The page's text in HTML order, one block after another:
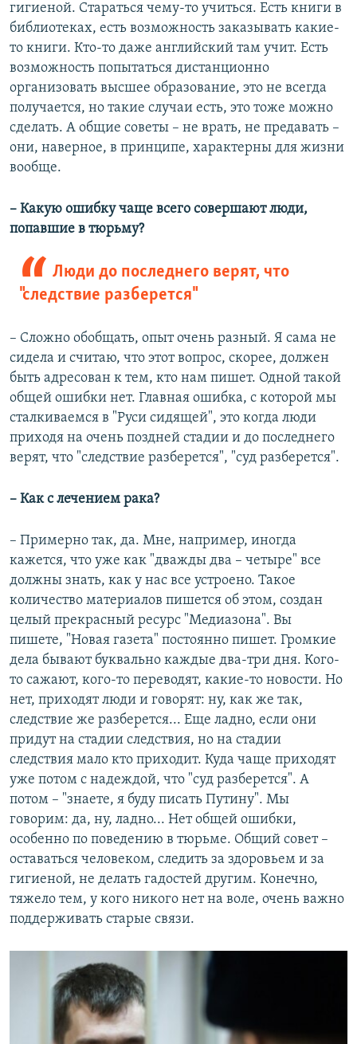
гигиеной. Стараться чему-то учиться. Есть книги в
библиотеках, есть возможность заказывать какие-
то книги. Кто-то даже английский там учит. Есть
возможность попытаться дистанционно
организовать высшее образование, это не всегда
получается, но такие случаи есть, это тоже можно
сделать. А общие советы – не врать, не предавать –
они, наверное, в принципе, характерны для жизни
вообще.
– Какую ошибку чаще всего совершают люди,
попавшие в тюрьму?
Люди до последнего верят, что
"следствие разберется"
– Сложно обобщать, опыт очень разный. Я сама не
сидела и считаю, что этот вопрос, скорее, должен
быть адресован к тем, кто нам пишет. Одной такой
общей ошибки нет. Главная ошибка, с которой мы
сталкиваемся в "Руси сидящей", это когда люди
приходя на очень поздней стадии и до последнего
верят, что "следствие разберется", "суд разберется".
– Как с лечением рака?
– Примерно так, да. Мне, например, иногда
кажется, что уже как "дважды два – четыре" все
должны знать, как у нас все устроено. Такое
количество материалов пишется об этом, создан
целый прекрасный ресурс "Медиазона". Вы
пишете, "Новая газета" постоянно пишет. Громкие
дела бывают буквально каждые два-три дня. Кого-
то сажают, кого-то переводят, какие-то новости. Но
нет, приходят люди и говорят: ну, как же так,
следствие же разберется... Еще ладно, если они
придут на стадии следствия, но на стадии
следствия мало кто приходит. Куда чаще приходят
уже потом с надеждой, что "суд разберется". А
потом – "знаете, я буду писать Путину". Мы
говорим: да, ну, ладно... Нет общей ошибки,
особенно по поведению в тюрьме. Общий совет –
оставаться человеком, следить за здоровьем и за
гигиеной, не делать гадостей другим. Конечно,
тяжело тем, у кого никого нет на воле, очень важно
поддерживать старые связи.